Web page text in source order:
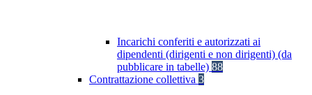
Incarichi conferiti e autorizzati ai
dipendenti (dirigenti e non dirigenti) (da
pubblicare in tabelle) 88
Contrattazione collettiva 3